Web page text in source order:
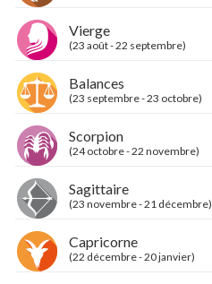
Vierge
(23 août - 22 septembre)
Balances
(23 septembre - 23 octobre)
Scorpion
(24 octobre - 22 novembre)
Sagittaire
(23 novembre - 21 décembre)
Capricorne
(22 décembre - 20 janvier)